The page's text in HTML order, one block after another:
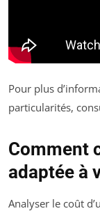
Pour plus
particularités,
Comment
adaptée à
Analyser le coût